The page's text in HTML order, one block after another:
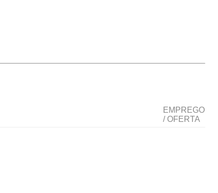
EMPREGO
/ OFERTA